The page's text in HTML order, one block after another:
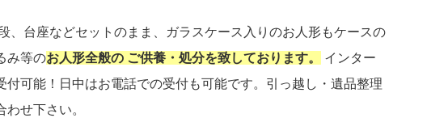
、台座などセットのまま、ガラスケース入りのお人形もケースの
み等のお人形全般の ご供養・処分を致しております。
インター
可能！日中はお電話での受付も可能です。引っ越し・遺品整理
せ下さい。